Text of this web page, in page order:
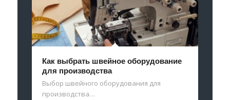
Как выбрать швейное оборудование
для производства
Выбор швейного оборудования для
производства…